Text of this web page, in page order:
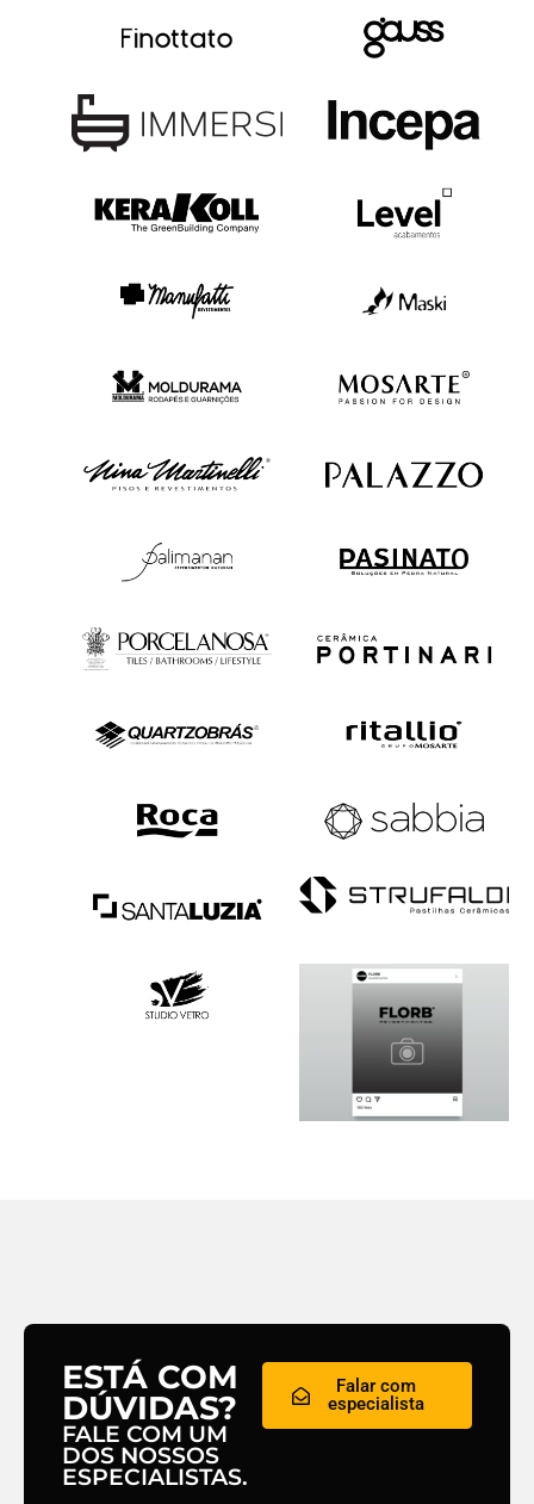
ESTÁ COM
DÚVIDAS?
FALE COM UM
DOS NOSSOS
ESPECIALISTAS.
Falar com
especialista